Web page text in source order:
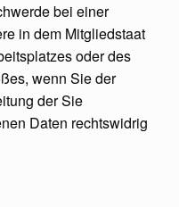
bei einer
in dem Mitgliedstaat
oder des
wenn Sie der
der Sie
Daten rechtswidrig